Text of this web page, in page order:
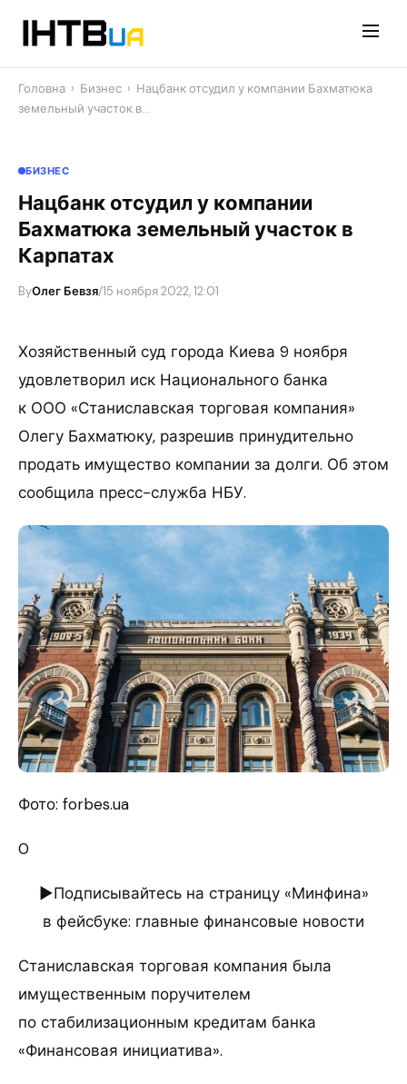
Головна › Бизнес › Нацбанк отсудил у компании Бахматюка
земельный участок в…
БИЗНЕС
Нацбанк отсудил у компании
Бахматюка земельный участок в
Карпатах
ByОлег Бевзя/15 ноября 2022, 12:01
Хозяйственный суд города Киева 9 ноября
удовлетворил иск Национального банка
к ООО «Станиславская торговая компания»
Олегу Бахматюку, разрешив принудительно
продать имущество компании за долги. Об этом
сообщила пресс-служба НБУ.
Фото: forbes.ua
0
►Подписывайтесь на страницу «Минфина»
в фейсбуке: главные финансовые новости
Станиславская торговая компания была
имущественным поручителем
по стабилизационным кредитам банка
«Финансовая инициатива».